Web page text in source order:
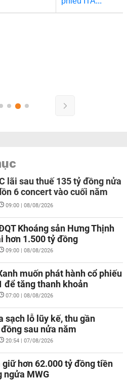
lãi sau thuế 135 tỷ đồng nửa
6 concert vào cuối năm
09:00 | 08/08/2026
Khoáng sản Hưng Thịnh
hơn 1.500 tỷ đồng
09:00 | 08/08/2026
muốn phát hành cổ phiếu
để tăng thanh khoản
07:00 | 08/08/2026
sạch lỗ lũy kế, thu gần
sau nửa năm
20:54 | 07/08/2026
giữ hơn 62.000 tỷ đồng tiền
ngửa MWG